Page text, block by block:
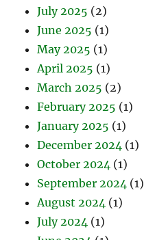
July 2025 (2)
June 2025 (1)
May 2025 (1)
April 2025 (1)
March 2025 (2)
February 2025 (1)
January 2025 (1)
December 2024 (1)
October 2024 (1)
September 2024 (1)
August 2024 (1)
July 2024 (1)